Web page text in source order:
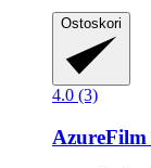
Ostoskori
4.0 (3)
AzureFilm